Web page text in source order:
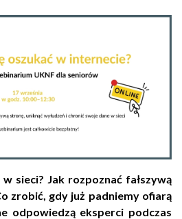
sieci? Jak rozpoznać fałszywą
zrobić, gdy już padniemy ofiarą
odpowiedzą eksperci podczas